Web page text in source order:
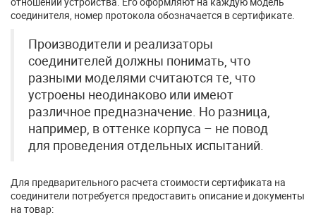
соединителя, номер протокола обозначается в сертификате.
Производители и реализаторы
соединителей должны понимать, что
разными моделями считаются те, что
устроены неодинаково или имеют
различное предназначение. Но разница,
например, в оттенке корпуса – не повод
для проведения отдельных испытаний.
Для предварительного расчета стоимости сертификата на
соединители потребуется предоставить описание и документы
на товар: